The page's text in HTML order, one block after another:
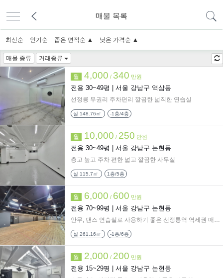
매물 목록
최신순 인기순 좁은 면적순 ▲ 낮은 가격순 ▲
매물 종류 거래종류
월 4,000 / 340 만원
전용 30~49평 | 서울 강남구 역삼동
선정릉 무권리 주차편리 깔끔한 넓직한 연습실
실 148.76㎡ -1층/4층
월 10,000 / 250 만원
전용 30~49평 | 서울 강남구 논현동
층고 높고 주차 편한 넓고 깔끔한 사무실
실 115.7㎡ 1층/5층
월 6,000 / 600 만원
전용 70~99평 | 서울 강남구 논현동
안무, 댄스 연습실로 사용하기 좋은 선정릉역 역세권 매물!
실 261.16㎡ -1층/6층
월 2,000 / 200 만원
전용 15~29평 | 서울 강남구 논현동